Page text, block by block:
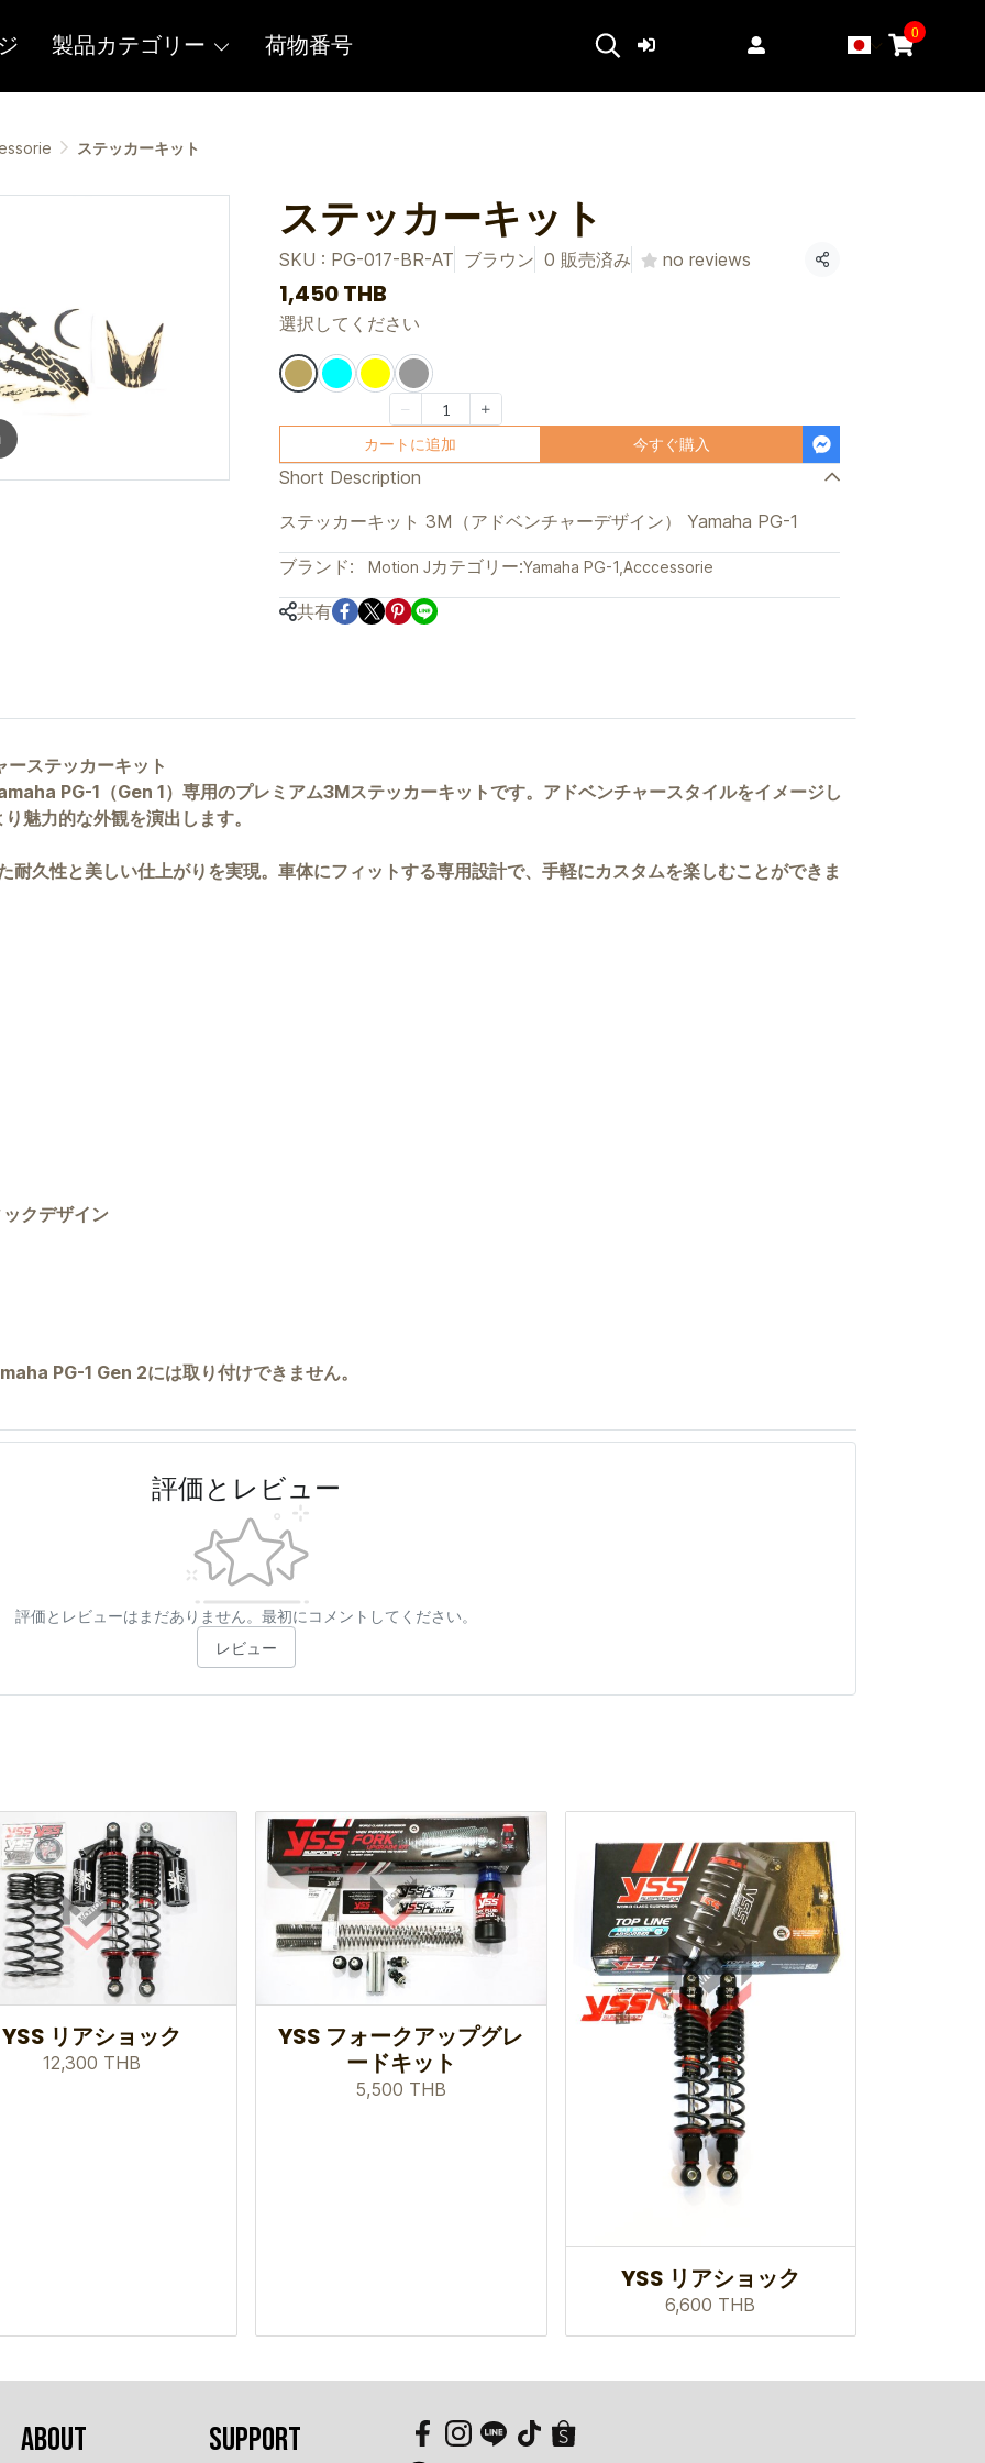
製品カテゴリー 荷物番号 ログイン 登録する
0
ステッカーキット
ステッカーキット
SKU : PG-017-BR-AT ブラウン 0 販売済み no reviews 共有
1,450 THB
選択してください
カートに追加
今すぐ購入
Short Description
ステッカーキット 3M（アドベンチャーデザイン） Yamaha PG-1
ブランド: Motion Jカテゴリー:Yamaha PG-1 Acccessorie
共有
ステッカーキット
PG-1（Gen 1）専用のプレミアム3Mステッカーキットです。アドベンチャースタイルをイメージし
魅力的な外観を演出します。
久性と美しい仕上がりを実現。車体にフィットする専用設計で、手軽にカスタムを楽しむことができま
クデザイン
PG-1 Gen 2には取り付けできません。
評価とレビュー
評価とレビューはまだありません。最初にコメントしてください。
レビュー
YSS リアショック
12,300 THB
YSS フォークアップグレ
ードキット
5,500 THB
YSS リアショック
6,600 THB
ABOUT SUPPORT